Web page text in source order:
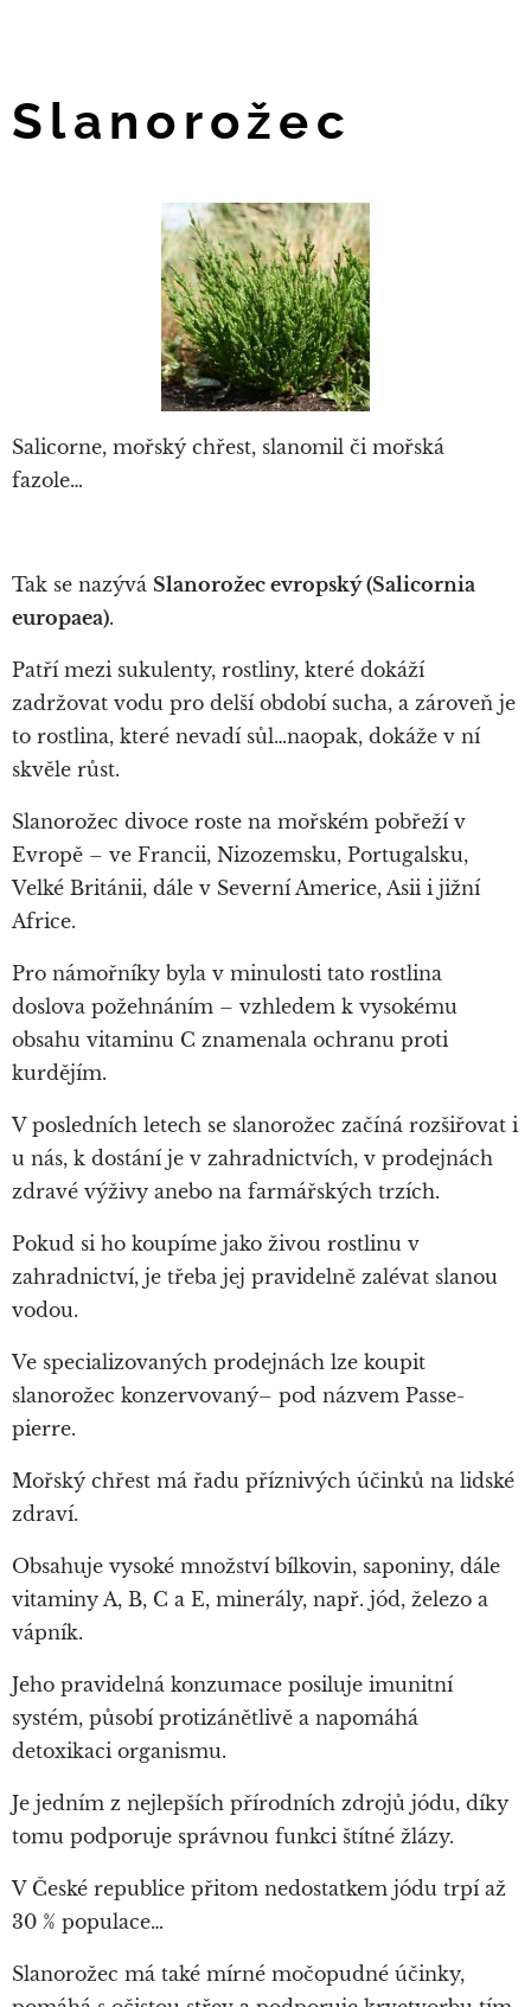
Slanorožec
Salicorne, mořský chřest, slanomil či mořská
fazole…
Tak se nazývá Slanorožec evropský (Salicornia
europaea).
Patří mezi sukulenty, rostliny, které dokáží
zadržovat vodu pro delší období sucha, a zároveň je
to rostlina, které nevadí sůl…naopak, dokáže v ní
skvěle růst.
Slanorožec divoce roste na mořském pobřeží v
Evropě – ve Francii, Nizozemsku, Portugalsku,
Velké Británii, dále v Severní Americe, Asii i jižní
Africe.
Pro námořníky byla v minulosti tato rostlina
doslova požehnáním – vzhledem k vysokému
obsahu vitaminu C znamenala ochranu proti
kurdějím.
V posledních letech se slanorožec začíná rozšiřovat i
u nás, k dostání je v zahradnictvích, v prodejnách
zdravé výživy anebo na farmářských trzích.
Pokud si ho koupíme jako živou rostlinu v
zahradnictví, je třeba jej pravidelně zalévat slanou
vodou.
Ve specializovaných prodejnách lze koupit
slanorožec konzervovaný– pod názvem Passe-
pierre.
Mořský chřest má řadu příznivých účinků na lidské
zdraví.
Obsahuje vysoké množství bílkovin, saponiny, dále
vitaminy A, B, C a E, minerály, např. jód, železo a
vápník.
Jeho pravidelná konzumace posiluje imunitní
systém, působí protizánětlivě a napomáhá
detoxikaci organismu.
Je jedním z nejlepších přírodních zdrojů jódu, díky
tomu podporuje správnou funkci štítné žlázy.
V České republice přitom nedostatkem jódu trpí až
30 % populace…
Slanorožec má také mírné močopudné účinky,